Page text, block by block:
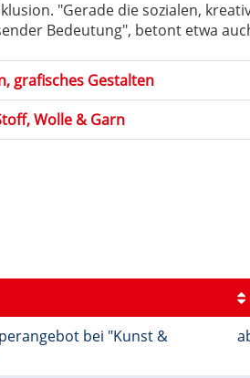
"Gerade die sozialen,
Bedeutung", betont etwa
grafisches Gestalten
Wolle & Garn
bei "Kunst &